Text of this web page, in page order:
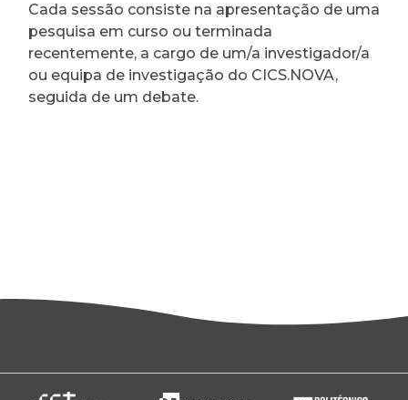
Cada sessão consiste na apresentação de uma
pesquisa em curso ou terminada
recentemente, a cargo de um/a investigador/a
ou equipa de investigação do CICS.NOVA,
seguida de um debate.